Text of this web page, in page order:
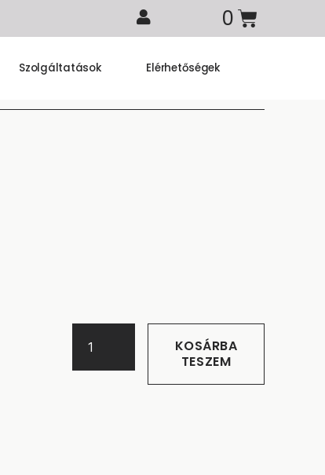
Szolgáltatások Elérhetőségek
KOSÁRBA
TESZEM